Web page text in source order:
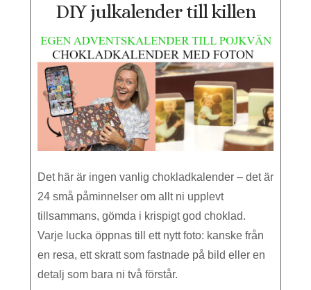
DIY julkalender till killen
Det här är ingen vanlig chokladkalender – det är
24 små påminnelser om allt ni upplevt
tillsammans, gömda i krispigt god choklad.
Varje lucka öppnas till ett nytt foto: kanske från
en resa, ett skratt som fastnade på bild eller en
detalj som bara ni två förstår.